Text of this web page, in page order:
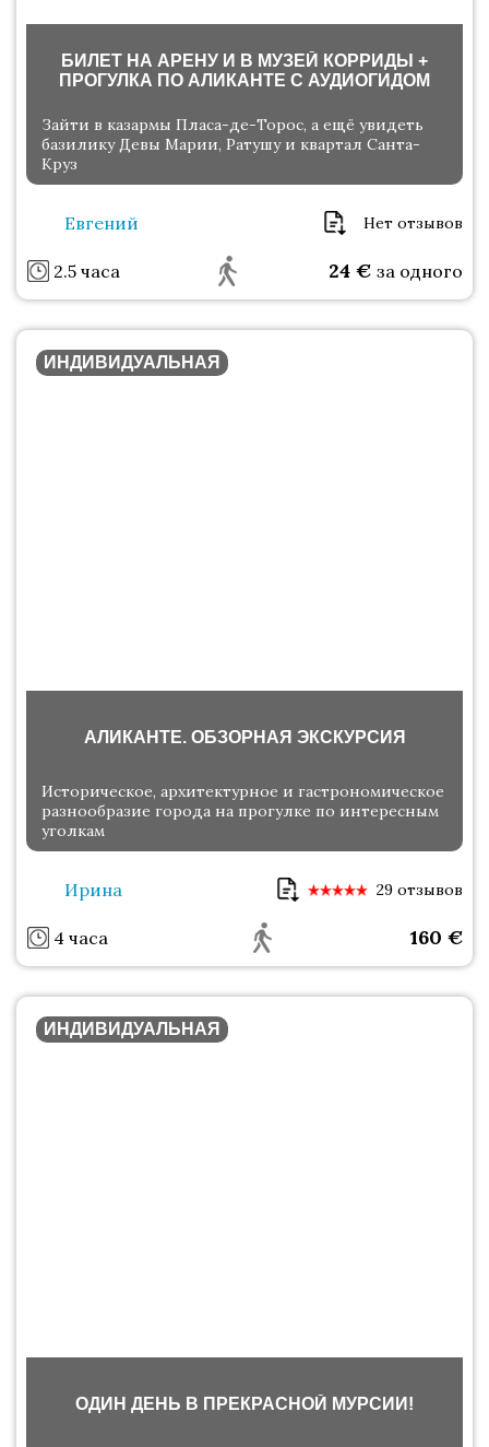
БИЛЕТ НА АРЕНУ И В МУЗЕЙ КОРРИДЫ +
ПРОГУЛКА ПО АЛИКАНТЕ С АУДИОГИДОМ
Зайти в казармы Пласа-де-Торос, а ещё увидеть
базилику Девы Марии, Ратушу и квартал Санта-
Круз
Евгений Нет отзывов
2.5 часа 24 € за одного
ИНДИВИДУАЛЬНАЯ
АЛИКАНТЕ. ОБЗОРНАЯ ЭКСКУРСИЯ
Историческое, архитектурное и гастрономическое
разнообразие города на прогулке по интересным
уголкам
Ирина 29 отзывов
4 часа 160 €
ИНДИВИДУАЛЬНАЯ
ОДИН ДЕНЬ В ПРЕКРАСНОЙ МУРСИИ!